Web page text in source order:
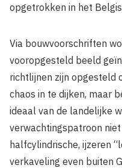
opgetrokken in het
Via bouwvoorschriften
vooropgesteld beeld
richtlijnen zijn opgesteld
chaos in te dijken, maar
ideaal van de landelijke
verwachtingspatroon
halfcylindrische, ijzeren
verkaveling even buiten